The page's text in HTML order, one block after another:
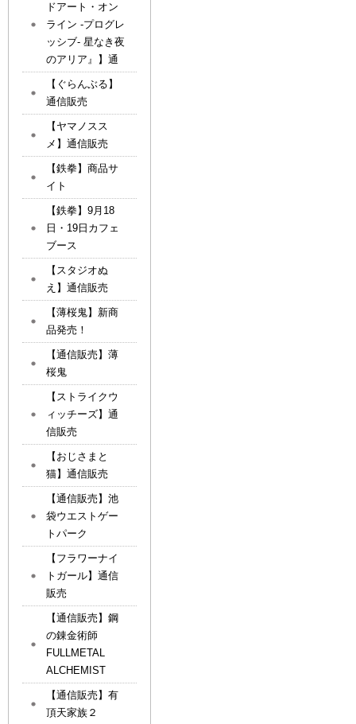
ドアート・オン
ライン -プログレ
ッシブ- 星なき夜
のアリア』】通
【ぐらんぶる】
通信販売
【ヤマノスス
メ】通信販売
【鉄拳】商品サ
イト
【鉄拳】9月18
日・19日カフェ
ブース
【スタジオぬ
え】通信販売
【薄桜鬼】新商
品発売！
【通信販売】薄
桜鬼
【ストライクウ
ィッチーズ】通
信販売
【おじさまと
猫】通信販売
【通信販売】池
袋ウエストゲー
トパーク
【フラワーナイ
トガール】通信
販売
【通信販売】鋼
の錬金術師
FULLMETAL
ALCHEMIST
【通信販売】有
頂天家族２